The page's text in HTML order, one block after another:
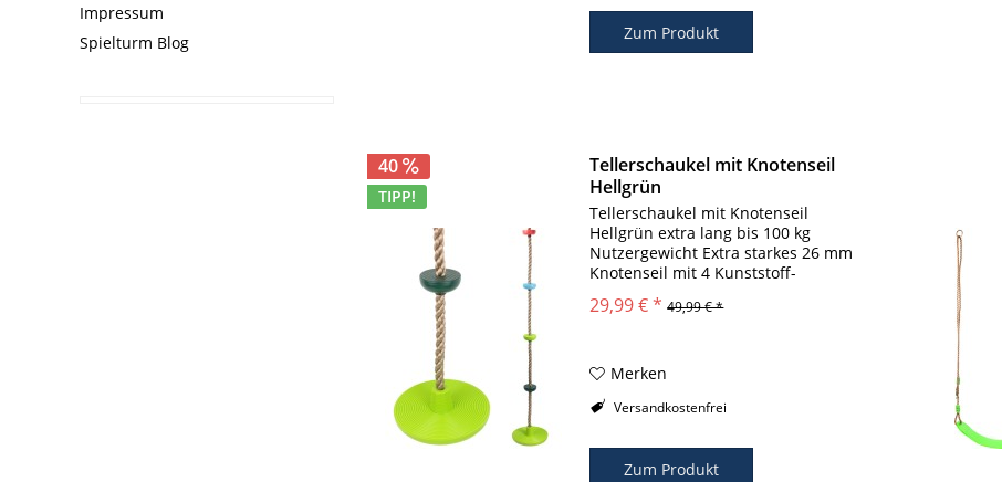
Impressum
Spielturm Blog
Zum Produkt
40
TIPP!
Tellerschaukel mit Knotenseil
Hellgrün
Tellerschaukel mit Knotenseil
Hellgrün extra lang bis 100 kg
Nutzergewicht Extra starkes 26 mm
Knotenseil mit 4 Kunststoff-
Handgriffen Tellerschaukel mit
Knotenseil Hellgrün Maximales
29,99 € * 49,99 € *
Merken
Versandkostenfrei
Zum Produkt